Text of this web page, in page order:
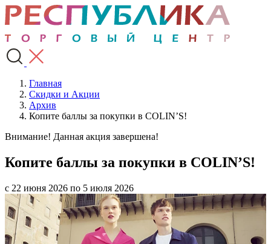
Главная
Скидки и Акции
Архив
Копите баллы за покупки в COLIN’S!
Внимание! Данная акция завершена!
Копите баллы за покупки в COLIN’S!
с 22 июня 2026 по 5 июля 2026